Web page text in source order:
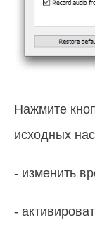
Нажмите
исходных
- изменить
-